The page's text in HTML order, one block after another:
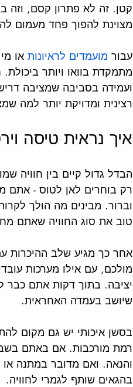
קטן. זה לא פתרון קסם, וזה
מצוינת להפוך פחד מעמום
עבור מועמדים לראיונות או
מתמקדת בוואו ויותר
ועמידה בסביבה שמציבה
רצינית ומדויקת יותר למה
איך נראית טיסה
הבדל גדול קיים בין חוויה
רק בוחרים לאן לטוס - אתם
וברור. מבינים מה הולך
טוב את סוג החוויה שאתם
אחר כך מגיע שלב ההיכרות
מולכם, עם אילו מערכות
יציבה. בתוך דקות אתם כבר
שיושב בעמדה האחראית.
בסשן איכותי יש גם מקום
רמת מורכבות. אם באתם
והנאה. ואם מדובר במתנה
בהגאים שותף לגמרי לחוויה.